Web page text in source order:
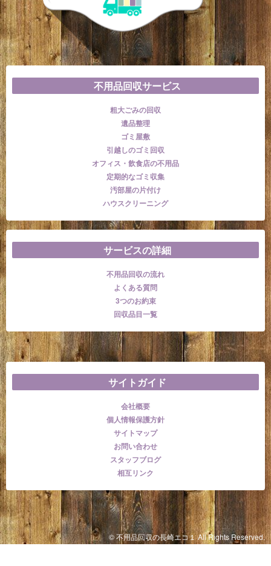
不用品回収サービス
粗大ごみの回収
遺品整理
ゴミ屋敷
引越しのゴミ回収
オフィス・飲食店の不用品
定期的なゴミ収集
汚部屋の片付け
ハウスクリーニング
サービスの詳細
不用品回収の流れ
よくある質問
3つのお約束
回収品目一覧
サイトガイド
会社概要
個人情報保護方針
サイトマップ
お問い合わせ
スタッフブログ
相互リンク
© 不用品回収の長崎エコ１ All Rights Reserved.